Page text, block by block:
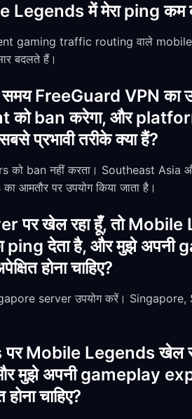
Legends में मेरा ping कम
gaming traffic routing वाले
बदलते हैं।
FreeGuard VPN का
को ban करेगा, और
प्रभावी तरीके क्या हैं?
को ban नहीं करता। Southeast Asia
आमतौर पर उपयोग किया जाता है।
पर खेल रहा हूँ, तो Mobile
देता है, और मुझे अपनी
होना चाहिए?
server उपयोग करें।
Mobile Legends खेल
मुझे अपनी gameplay
चाहिए?